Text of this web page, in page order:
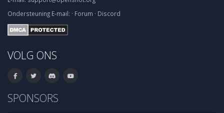
Ondersteuning E-mail: · Forum · Discord
VOLG ONS
SPONSORS